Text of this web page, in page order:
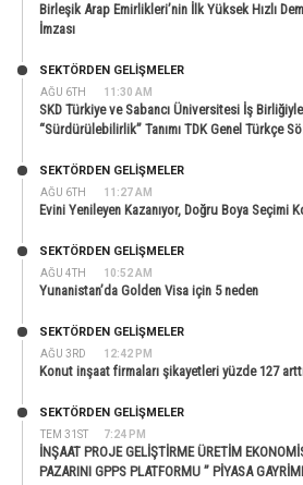
Birleşik Arap Emirlikleri’nin İlk Yüksek Hızlı
İmzası
AĞU 6TH 11:30 AM
SEKTÖRDEN GELIŞMELER
SKD Türkiye ve Sabancı Üniversitesi İş
“Sürdürülebilirlik” Tanımı TDK Genel Türkçe
AĞU 6TH 11:27 AM
SEKTÖRDEN GELIŞMELER
Evini Yenileyen Kazanıyor, Doğru Boya Seçimi
AĞU 4TH 10:52 AM
SEKTÖRDEN GELIŞMELER
Yunanistan’da Golden Visa için 5 neden
AĞU 3RD 12:42 PM
SEKTÖRDEN GELIŞMELER
Konut inşaat firmaları şikayetleri yüzde 127
TEM 31ST 7:24 PM
SEKTÖRDEN GELIŞMELER
İNŞAAT PROJE GELİŞTİRME ÜRETİM
PAZARINI GPPS PLATFORMU ” PİYASA